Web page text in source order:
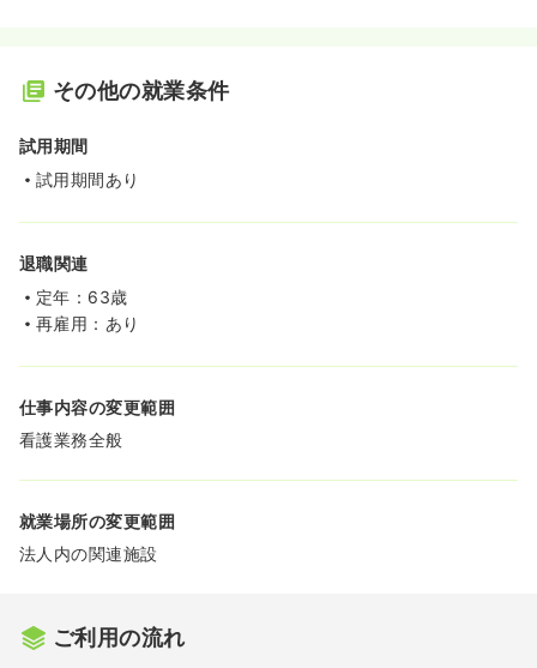
その他の就業条件
試用期間
試用期間あり
退職関連
定年：63歳
再雇用：あり
仕事内容の変更範囲
看護業務全般
就業場所の変更範囲
法人内の関連施設
ご利用の流れ